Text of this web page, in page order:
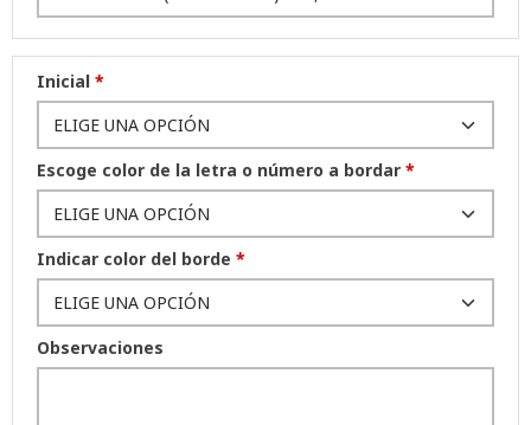
Inicial *
Escoge color de la letra o número a bordar *
Indicar color del borde *
Observaciones